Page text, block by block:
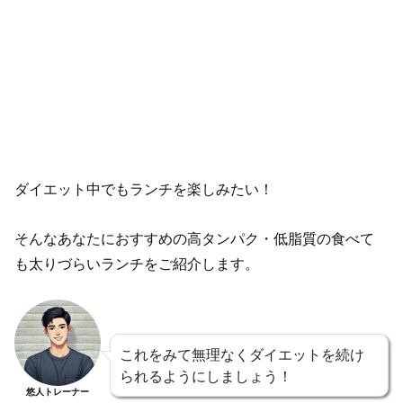
ダイエット中でもランチを楽しみたい！
そんなあなたにおすすめの高タンパク・低脂質の食べて
も太りづらいランチをご紹介します。
悠人トレーナー
これをみて無理なくダイエットを続け
られるようにしましょう！